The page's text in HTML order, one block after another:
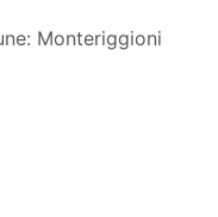
Monteriggioni